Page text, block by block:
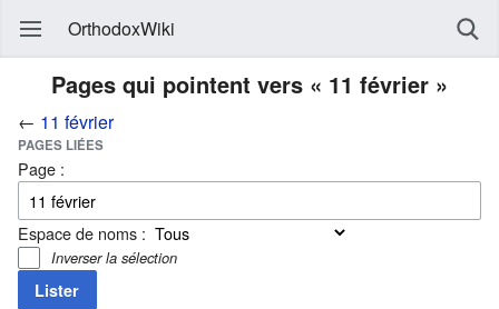
OrthodoxWiki
Pages qui pointent vers « 11 février »
← 11 février
PAGES LIÉES
Page :
Espace de noms :
Inverser la sélection